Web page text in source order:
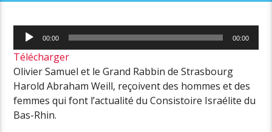
Lecteur
audio
00:00 00:00
Télécharger
Olivier Samuel et le Grand Rabbin de Strasbourg
Harold Abraham Weill, reçoivent des hommes et des
femmes qui font l’actualité du Consistoire Israélite du
Bas-Rhin.